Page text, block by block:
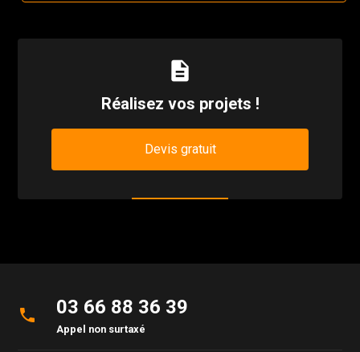
description
Réalisez vos projets !
Devis gratuit
phone 03 66 88 36 39
Appel non surtaxé